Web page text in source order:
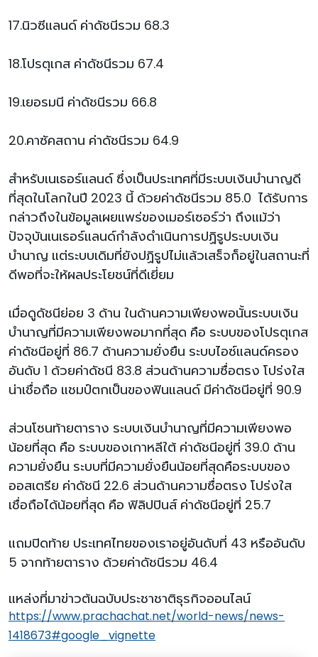
17.นิวซีแลนด์ ค่าดัชนีรวม 68.3
18.โปรตุเกส ค่าดัชนีรวม 67.4
19.เยอรมนี ค่าดัชนีรวม 66.8
20.คาซัคสถาน ค่าดัชนีรวม 64.9
สำหรับเนเธอร์แลนด์ ซึ่งเป็นประเทศที่มีระบบเงินบำนาญดี
ที่สุดในโลกในปี 2023 นี้ ด้วยค่าดัชนีรวม 85.0 ได้รับการ
กล่าวถึงในข้อมูลเผยแพร่ของเมอร์เซอร์ว่า ถึงแม้ว่า
ปัจจุบันเนเธอร์แลนด์กำลังดำเนินการปฏิรูประบบเงิน
บำนาญ แต่ระบบเดิมที่ยังปฏิรูปไม่แล้วเสร็จก็อยู่ในสถานะที่
ดีพอที่จะให้ผลประโยชน์ที่ดีเยี่ยม
เมื่อดูดัชนีย่อย 3 ด้าน ในด้านความเพียงพอนั้นระบบเงิน
บำนาญที่มีความเพียงพอมากที่สุด คือ ระบบของโปรตุเกส
ค่าดัชนีอยู่ที่ 86.7 ด้านความยั่งยืน ระบบไอซ์แลนด์ครอง
อันดับ 1 ด้วยค่าดัชนี 83.8 ส่วนด้านความซื่อตรง โปร่งใส
น่าเชื่อถือ แชมป์ตกเป็นของฟินแลนด์ มีค่าดัชนีอยู่ที่ 90.9
ส่วนโซนท้ายตาราง ระบบเงินบำนาญที่มีความเพียงพอ
น้อยที่สุด คือ ระบบของเกาหลีใต้ ค่าดัชนีอยู่ที่ 39.0 ด้าน
ความยั่งยืน ระบบที่มีความยั่งยืนน้อยที่สุดคือระบบของ
ออสเตรีย ค่าดัชนี 22.6 ส่วนด้านความซื่อตรง โปร่งใส
เชื่อถือได้น้อยที่สุด คือ ฟิลิปปินส์ ค่าดัชนีอยู่ที่ 25.7
แถมปิดท้าย ประเทศไทยของเราอยู่อันดับที่ 43 หรืออันดับ
5 จากท้ายตาราง ด้วยค่าดัชนีรวม 46.4
แหล่งที่มาข่าวต้นฉบับประชาชาติธุรกิจออนไลน์
https://www.prachachat.net/world-news/news-
1418673#google_vignette